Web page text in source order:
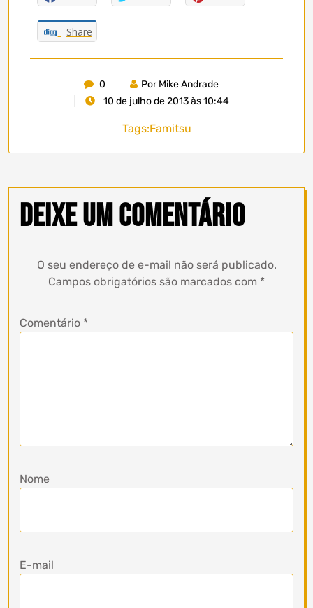
Share
0
Por Mike Andrade
10 de julho de 2013 às 10:44
Tags:Famitsu
Deixe um comentário
O seu endereço de e-mail não será publicado.
Campos obrigatórios são marcados com *
Comentário *
Nome
E-mail